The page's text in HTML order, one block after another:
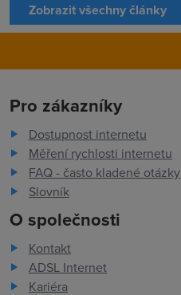
Zobrazit všechny články
Pro zákazníky
Dostupnost internetu
Měření rychlosti internetu
FAQ - často kladené otázky
Slovník
O společnosti
Kontakt
ADSL Internet
Kariéra